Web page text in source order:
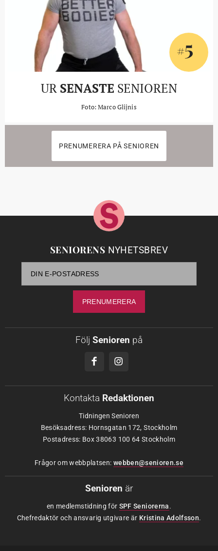
#5
UR SENASTE SENIOREN
Foto: Marco Glijnis
PRENUMERERA PÅ SENIOREN
SENIORENS NYHETSBREV
Följ Senioren på
Kontakta Redaktionen
Tidningen Senioren
Besöksadress: Hornsgatan 172, Stockholm
Postadress: Box 38063 100 64 Stockholm
Frågor om webbplatsen: webben@senioren.se
Senioren är
en medlemstidning för SPF Seniorerna.
Chefredaktör och ansvarig utgivare är Kristina Adolfsson.